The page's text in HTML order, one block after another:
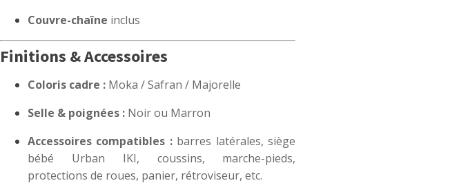
Couvre-chaîne inclus
Finitions & Accessoires
Coloris cadre : Moka / Safran / Majorelle
Selle & poignées : Noir ou Marron
Accessoires compatibles :barres latérales, siège
bébé Urban IKI, coussins, marche-pieds,
protections de roues, panier, rétroviseur, etc.